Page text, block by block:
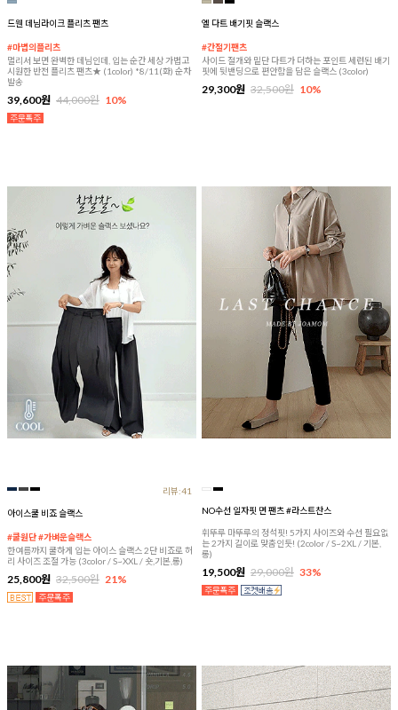
드웬 데님라이크 플리츠 팬츠
#마법의플리츠
멀리서 보면 완벽한 데님인데, 입는 순간 세상 가볍고
시원한 반전 플리츠 팬츠★ (1color) *8/11(화) 순차
발송
39,600원 44,000원 10%
엘 다트 배기핏 슬랙스
#간절기팬츠
사이드 절개와 밑단 다트가 더하는 포인트 세련된 배기
핏에 뒷밴딩으로 편안함을 담은 슬랙스 (3color)
29,300원 32,500원 10%
리뷰:41
아이스쿨 비죠 슬랙스
#쿨원단 #가벼운슬랙스
한여름까지 쿨하게 입는 아이스 슬랙스 2단 비죠로 허
리 사이즈 조절 가능 (3color / S~XXL / 숏,기본,롱)
25,800원 32,500원 21%
NO수선 일자핏 면 팬츠 #라스트찬스
휘뚜루 마뚜루의 정석핏! 5가지 사이즈와 수선 필요없
는 2가지 길이로 맞춤인듯! (2color / S~2XL / 기본,
롱)
19,500원 29,000원 33%